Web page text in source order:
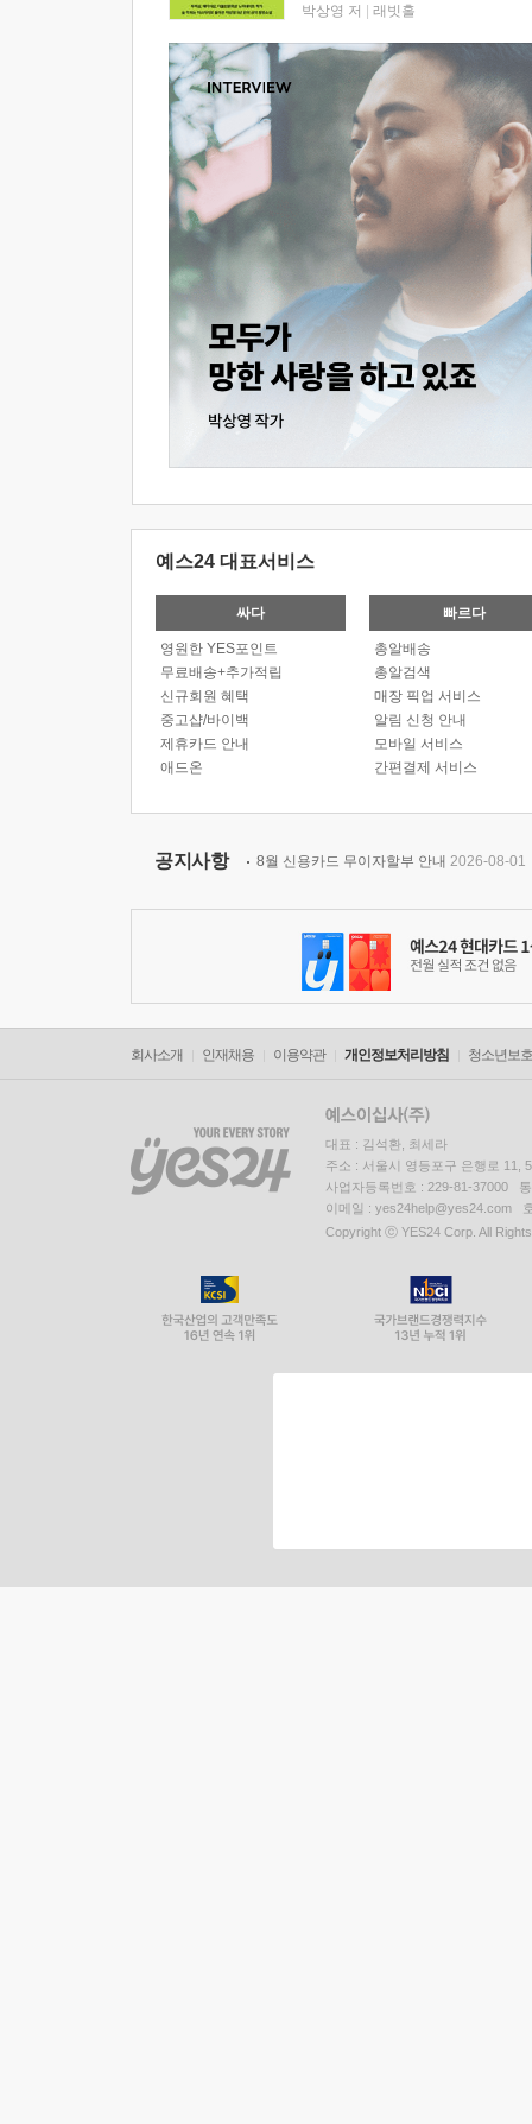
박상영 저 래빗홀
예스24 대표서비스
싸다
영원한 YES포인트
무료배송+추가적립
신규회원 혜택
중고샵/바이백
제휴카드 안내
애드온
빠르다
총알배송
총알검색
매장 픽업 서비스
알림 신청 안내
모바일 서비스
간편결제 서비스
공지사항 8월 신용카드 무이자할부 안내 2026-08-01
회사소개 인재채용 이용약관 개인정보처리방침 청소년보
대표 : 김석환, 최세라
주소 : 서울시 영등포구 은행로 11,
사업자등록번호 : 229-81-37000
이메일 : yes24help@yes24.com
Copyright ⓒ YES24 Corp. All